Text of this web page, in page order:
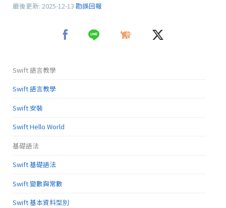
最後更新: 2025-12-13 勘誤回報
Swift 語言教學
Swift 語言教學
Swift 安裝
Swift Hello World
基礎語法
Swift 基礎語法
Swift 變數與常數
Swift 基本資料型別